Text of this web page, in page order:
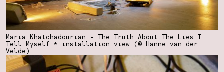
Maria Khatchadourian - The Truth About The Lies I
Tell Myself * installation view (© Hanne van der
Velde)